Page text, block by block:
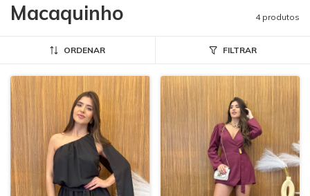
Macaquinho 4 produtos
ORDENAR FILTRAR